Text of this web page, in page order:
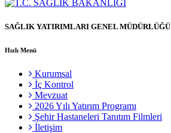
SAĞLIK YATIRIMLARI GENEL MÜDÜRLÜĞÜ
Hızlı Menü
Kurumsal
İç Kontrol
Mevzuat
2026 Yılı Yatırım Programı
Şehir Hastaneleri Tanıtım Filmleri
İletişim